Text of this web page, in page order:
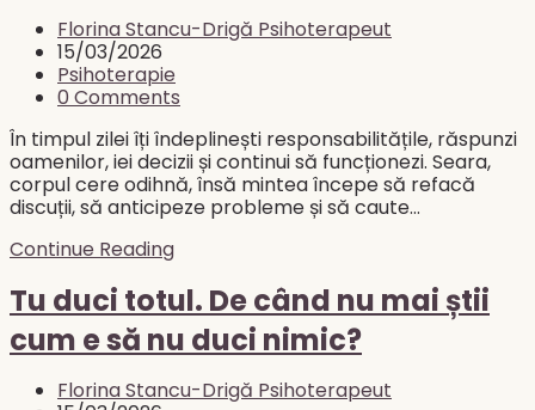
Post
author:
Florina Stancu-Drigă Psihoterapeut
Post
published:
15/03/2026
Post
category:
Psihoterapie
Post
0 Comments
În timpul zilei îți îndeplinești responsabilitățile, răspunzi
oamenilor, iei decizii și continui să funcționezi. Seara,
corpul cere odihnă, însă mintea începe să refacă
discuții, să anticipeze probleme și să caute…
Continue ReadingNu
să
dormi
pentru
că
mintea
Tu duci totul. De când nu mai știi
cum e să nu duci nimic?
Post
Florina Stancu-Drigă Psihoterapeut